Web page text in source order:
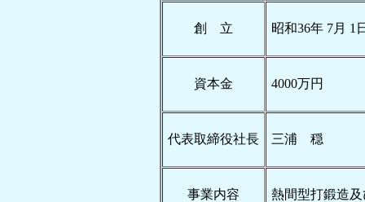
創 立 昭和36年 7月 1
資本金 4000万円
代表取締役社長 三浦 穏
事業内容 熱間型打鍛造